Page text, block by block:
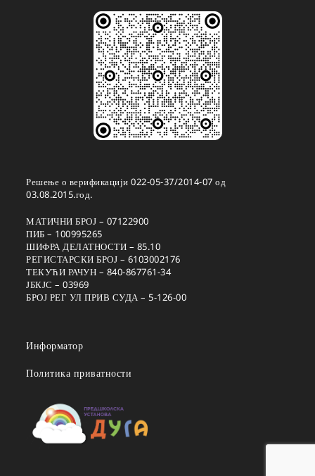
Решење о верификацији 022-05-37/2014-07 од
03.08.2015.год.
МАТИЧНИ БРОЈ – 07122900
ПИБ – 100995265
ШИФРА ДЕЛАТНОСТИ – 85.10
РЕГИСТАРСКИ БРОЈ – 6103002176
ТЕКУЋИ РАЧУН – 840-867761-34
ЈБКЈС – 03969
БРОЈ РЕГ УЛ ПРИВ СУДА – 5-126-00
Информатор
Политика приватности